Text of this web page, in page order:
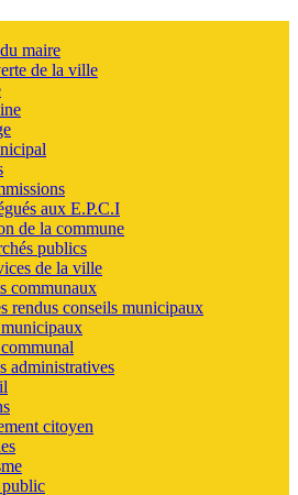
maire
de la ville
aux E.P.C.I
de la commune
publics
de la ville
communaux
rendus conseils municipaux
administratives
citoyen
public